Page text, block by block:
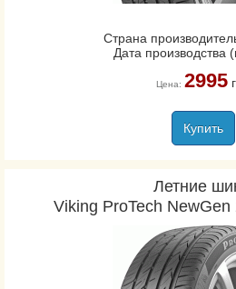
Страна
Дата производства
Цена: 2995
Купить
Летние
Viking ProTech